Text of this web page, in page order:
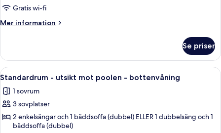
Gratis wi-fi
Mer information
Mer
-
havsutsikt
Se priser
Öppna
alla
foton
för
Standardrum
Ett hotellrum med en säng, ett
4
Standardrum - utsikt mot poolen - bottenvåning
1 sovrum
3 sovplatser
2 enkelsängar och 1 bäddsoffa (dubbel) ELLER 1 dubbelsäng och 1
bäddsoffa (dubbel)